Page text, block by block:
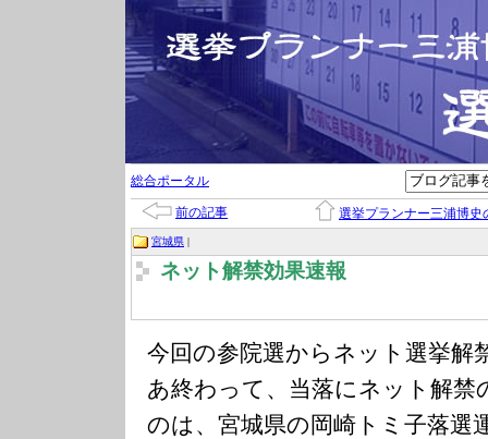
総合ポータル
前の記事 選挙プランナー三浦博史
宮城県 |
ネット解禁効果速報
今回の参院選からネット選挙解
あ終わって、当落にネット解禁
のは、宮城県の岡崎トミ子落選